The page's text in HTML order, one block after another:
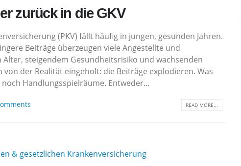
zurück in die GKV
(PKV) fällt häufig in jungen, gesunden Jahren.
Beiträge überzeugen viele Angestellte und
steigendem Gesundheitsrisiko und wachsenden
von der Realität eingeholt: die Beiträge explodieren. Was
Handlungsspielräume. Entweder...
READ MORE...